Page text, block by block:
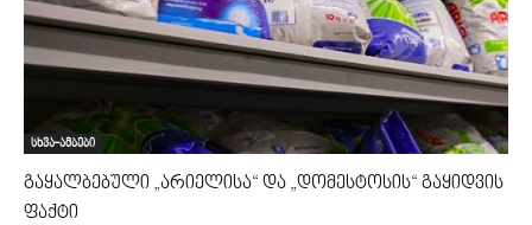
სხვა-ამბები
გაყალბებული „არიელისა“ და „დომესტოსის“ გაყიდვის
ფაქტი